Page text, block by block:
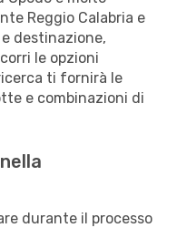
Reggio Calabria e
destinazione,
le opzioni
ti fornirà le
e combinazioni di
durante il processo